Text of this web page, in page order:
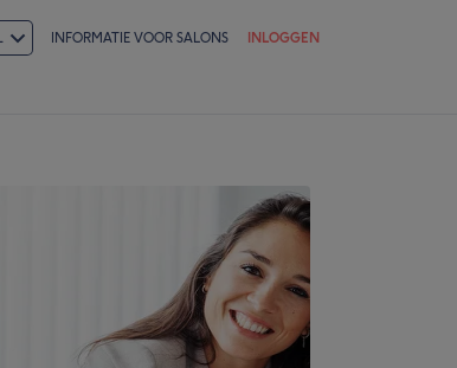
INFORMATIE VOOR SALONS INLOGGEN